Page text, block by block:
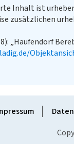
Inhalt ist
zusätzlichen
„Haufendorf